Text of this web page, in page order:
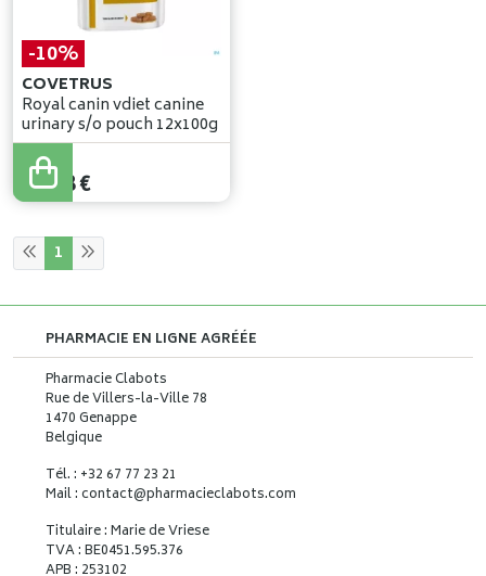
-10%
COVETRUS
Royal canin vdiet canine
urinary s/o pouch 12x100g
14,09
12,68€
1
PHARMACIE EN LIGNE AGRÉÉE
Pharmacie Clabots
Rue de Villers-la-Ville 78
1470 Genappe
Belgique
Tél. : +32 67 77 23 21
Mail : contact@pharmacieclabots.com
Titulaire : Marie de Vriese
TVA : BE0451.595.376
APB : 253102